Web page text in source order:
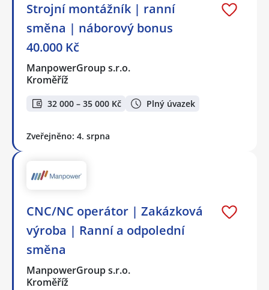
Strojní montážník | ranní
směna | náborový bonus
40.000 Kč
ManpowerGroup s.r.o.
Kroměříž
32 000 – 35 000 Kč Plný úvazek
Zveřejněno: 4. srpna
CNC/NC operátor | Zakázková
výroba | Ranní a odpolední
směna
ManpowerGroup s.r.o.
Kroměříž